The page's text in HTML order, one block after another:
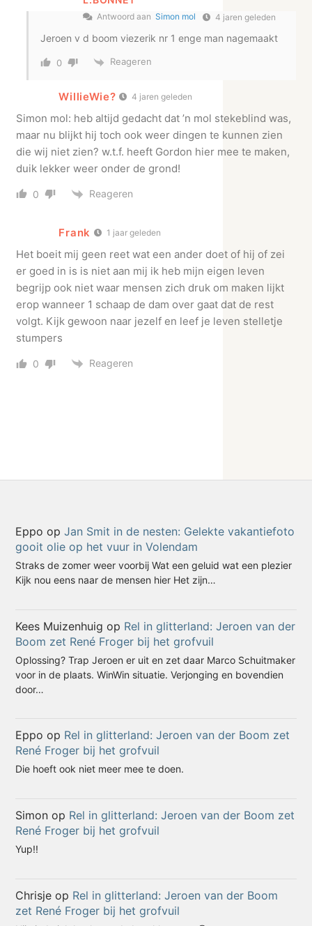
Antwoord aanSimon mol 4 jaren geleden
Jeroen v d boom viezerik nr 1 enge man nagemaakt
0 Reageren
WillieWie? 4 jaren geleden
Simon mol: heb altijd gedacht dat ’n mol stekeblind was,
maar nu blijkt hij toch ook weer dingen te kunnen zien
die wij niet zien? w.t.f. heeft Gordon hier mee te maken,
duik lekker weer onder de grond!
0 Reageren
Frank 1 jaar geleden
Het boeit mij geen reet wat een ander doet of hij of zei
er goed in is is niet aan mij ik heb mijn eigen leven
begrijp ook niet waar mensen zich druk om maken lijkt
erop wanneer 1 schaap de dam over gaat dat de rest
volgt. Kijk gewoon naar jezelf en leef je leven stelletje
stumpers
0 Reageren
Eppo opJan Smit in de nesten: Gelekte vakantiefoto
gooit olie op het vuur in Volendam
Straks de zomer weer voorbij Wat een geluid wat een plezier
Kijk nou eens naar de mensen hier Het zijn…
Kees Muizenhuig op Rel in glitterland: Jeroen van der
Boom zet René Froger bij het grofvuil
Oplossing? Trap Jeroen er uit en zet daar Marco Schuitmaker
voor in de plaats. WinWin situatie. Verjonging en bovendien
door…
Eppo op Rel in glitterland: Jeroen van der Boom zet
René Froger bij het grofvuil
Die hoeft ook niet meer mee te doen.
Simon op Rel in glitterland: Jeroen van der Boom zet
René Froger bij het grofvuil
Yup!!
Chrisje op Rel in glitterland: Jeroen van der Boom
zet René Froger bij het grofvuil